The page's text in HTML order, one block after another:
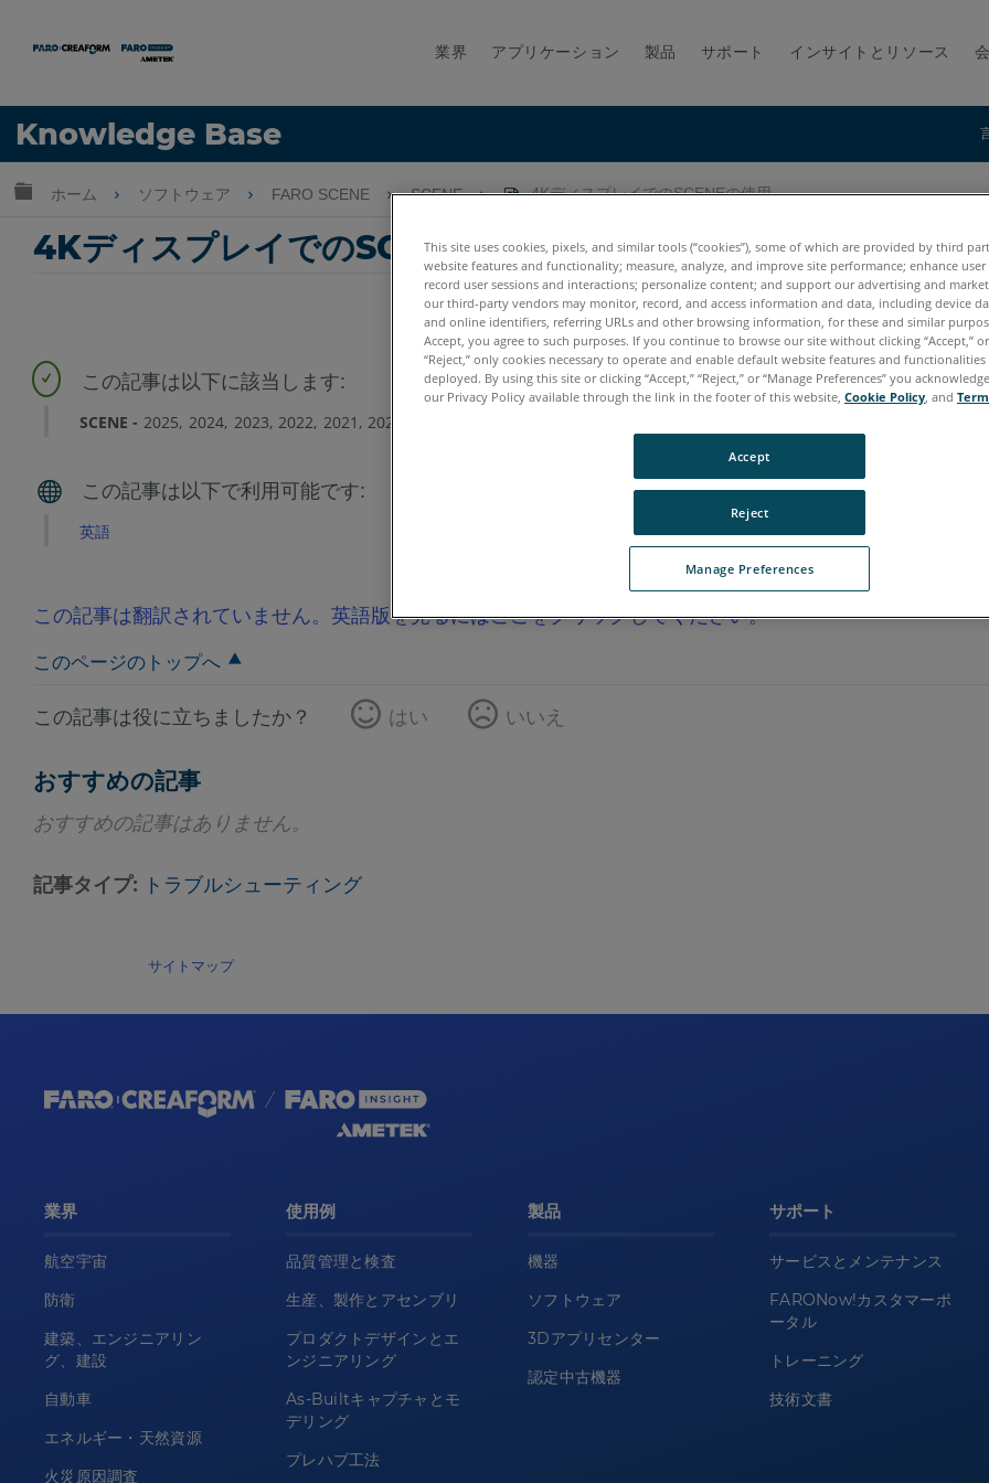
業界 アプリケーション 製品 サポート インサイトとリソース
Knowledge Base
言語
グローバル階層を展開/折りたたむ
ホーム ソフトウェア FARO SCENE SCENE 4KディスプレイでのSCENEの使用
4KディスプレイでのSCENEの使用
SCENE 2025 2024 2023 2022 2021 2020
英語
この記事は翻訳されていません。英語版を見るにはここをクリックしてください。
このページのトップへ
この記事は役に立ちましたか？ はい いいえ
おすすめの記事
おすすめの記事はありません。
記事タイプ トラブルシューティング
サイトマップ
業界
航空宇宙
防衛
建築、エンジニアリン
グ、建設
自動車
エネルギー・天然資源
火災原因調査
使用例
品質管理と検査
生産、製作とアセンブリ
プロダクトデザインとエ
ンジニアリング
As-Builtキャプチャとモ
デリング
プレハブ工法
製品
機器
ソフトウェア
3Dアプリセンター
認定中古機器
サポート
サービスとメンテナンス
FARONow!カスタマーポ
ータル
トレーニング
技術文書
This site uses cookies, pixels, and similar tools (“cookies”), some of which are provided by third
website features and functionality; measure, analyze, and improve site performance; enhance user
record user sessions and interactions; personalize content; and support our advertising and
our third-party vendors may monitor, record, and access information and data, including device
and online identifiers, referring URLs and other browsing information, for these and similar
Accept, you agree to such purposes. If you continue to browse our site without clicking “Accept,”
“Reject,” only cookies necessary to operate and enable default website features and
deployed. By using this site or clicking “Accept,” “Reject,” or “Manage Preferences” you
our Privacy Policy available through the link in the footer of this website, Cookie Policy, and
Manage Preferences
Reject
Accept